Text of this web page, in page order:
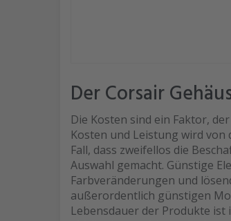
Der Corsair
Die Kosten sind ein Faktor,
Kosten und Leistung wird
Fall, dass zweifellos die
Auswahl gemacht. Günstige
Farbveränderungen und
außerordentlich günstigen
Lebensdauer der Produkte